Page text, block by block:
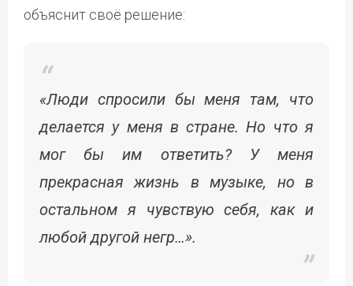
объяснит своё решение:
«Люди спросили бы меня там, что
делается у меня в стране. Но что я
мог бы им ответить? У меня
прекрасная жизнь в музыке, но в
остальном я чувствую себя, как и
любой другой негр…».